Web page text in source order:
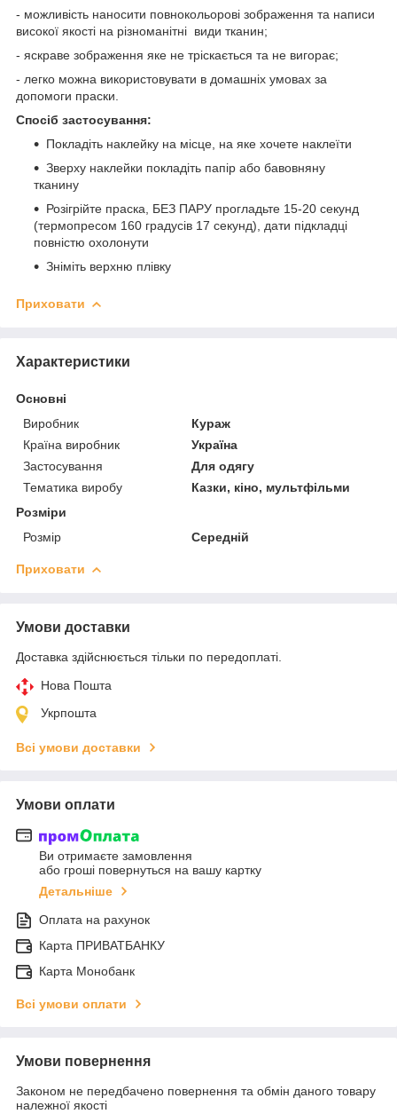
- можливість наносити повнокольорові зображення та написи
високої якості на різноманітні види тканин;
- яскраве зображення яке не тріскається та не вигорає;
- легко можна використовувати в домашніх умовах за
допомоги праски.
Спосіб застосування:
Покладіть наклейку на місце, на яке хочете наклеїти
Зверху наклейки покладіть папір або бавовняну
тканину
Розігрійте праска, БЕЗ ПАРУ прогладьте 15-20 секунд
(термопресом 160 градусів 17 секунд), дати підкладці
повністю охолонути
Зніміть верхню плівку
Приховати
Характеристики
Основні
Виробник
Кураж
Країна виробник
Україна
Застосування
Для одягу
Тематика виробу
Казки, кіно, мультфільми
Розміри
Розмір
Середній
Приховати
Умови доставки
Доставка здійснюється тільки по передоплаті.
Нова Пошта
Укрпошта
Всі умови доставки
Умови оплати
Ви отримаєте замовлення
або гроші повернуться на вашу картку
Детальніше
Оплата на рахунок
Карта ПРИВАТБАНКУ
Карта Монобанк
Всі умови оплати
Умови повернення
Законом не передбачено повернення та обмін даного товару
належної якості